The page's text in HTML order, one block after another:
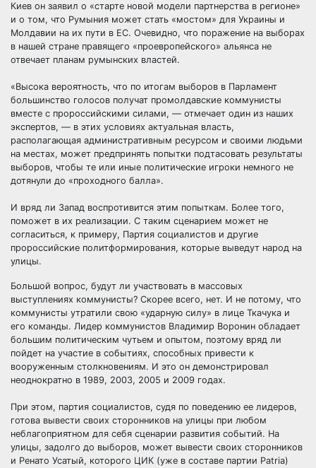
Киев он заявил о «старте новой модели партнерства в регионе»
и о том, что Румыния может стать «мостом» для Украины и
Молдавии на их пути в ЕС. Очевидно, что поражение на выборах
в нашей стране правящего «проевропейского» альянса не
отвечает планам румынских властей.
«Высока вероятность, что по итогам выборов в Парламент
большинство голосов получат промолдавские коммунисты
вместе с пророссийскими силами, — отмечает один из наших
экспертов, — в этих условиях актуальная власть,
располагающая административным ресурсом и своими людьми
на местах, может предпринять попытки подтасовать результаты
выборов, чтобы те или иные политические игроки немного не
дотянули до «проходного балла».
И вряд ли Запад воспротивится этим попыткам. Более того,
поможет в их реализации. С таким сценарием может не
согласиться, к примеру, Партия социалистов и другие
пророссийские политформирования, которые выведут народ на
улицы.
Большой вопрос, будут ли участвовать в массовых
выступлениях коммунисты? Скорее всего, нет. И не потому, что
коммунисты утратили свою «ударную силу» в лице Ткачука и
его команды. Лидер коммунистов Владимир Воронин обладает
большим политическим чутьем и опытом, поэтому вряд ли
пойдет на участие в событиях, способных привести к
вооруженным столкновениям. И это он демонстрировал
неоднократно в 1989, 2003, 2005 и 2009 годах.
При этом, партия социалистов, судя по поведению ее лидеров,
готова вывести своих сторонников на улицы при любом
неблагоприятном для себя сценарии развития событий. На
улицы, задолго до выборов, может вывести своих сторонников
и Ренато Усатый, которого ЦИК (уже в составе партии Patria)